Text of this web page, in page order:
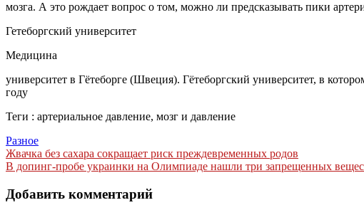
мозга. А это рождает вопрос о том, можно ли предсказывать пики
Гетеборгский университет
Медицина
университет в Гётеборге (Швеция). Гётеборгский университет, в
году
Теги : артериальное давление, мозг и давление
Разное
Навигация
по
записям
Жвачка без сахара сокращает риск преждевременных родов
В допинг-пробе украинки на Олимпиаде нашли три запрещенных
Добавить комментарий